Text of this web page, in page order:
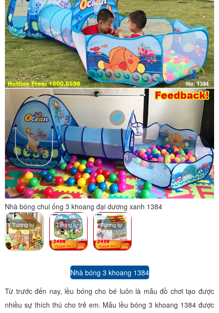
Nhà bóng chui ống 3 khoang đại dương xanh 1384
Tương tự Tương tự Tương tự
Nhà bóng 3 khoang 1384
Từ trước đến nay, lều bóng cho bé luôn là mẫu đồ chơi tạo được
nhiều sự thích thú cho trẻ em. Mẫu lều bóng 3 khoang 1384 được